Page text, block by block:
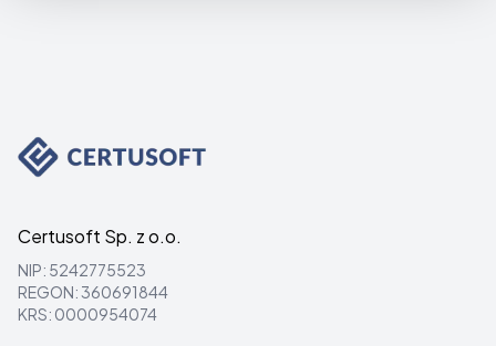
Certusoft Sp. z o.o.
NIP: 5242775523
REGON: 360691844
KRS: 0000954074